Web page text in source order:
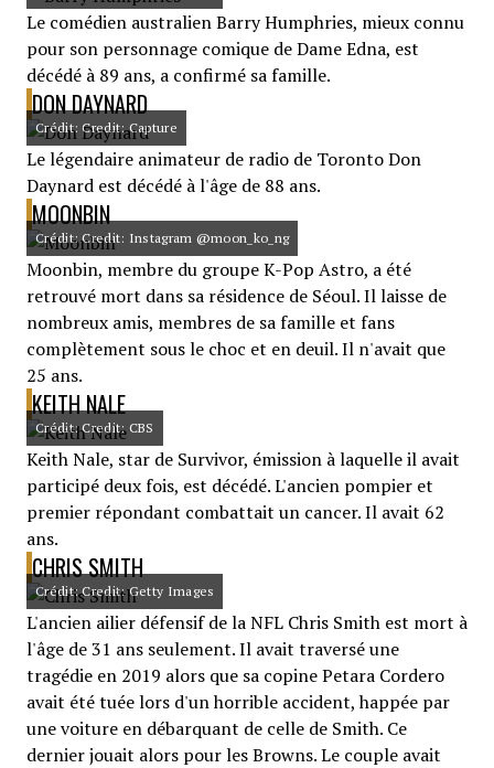
Le comédien australien Barry Humphries, mieux connu
pour son personnage comique de Dame Edna, est
décédé à 89 ans, a confirmé sa famille.
DON DAYNARD
Crédit: Credit: Capture
Le légendaire animateur de radio de Toronto Don
Daynard est décédé à l'âge de 88 ans.
MOONBIN
Crédit: Credit: Instagram @moon_ko_ng
Moonbin, membre du groupe K-Pop Astro, a été
retrouvé mort dans sa résidence de Séoul. Il laisse de
nombreux amis, membres de sa famille et fans
complètement sous le choc et en deuil. Il n'avait que
25 ans.
KEITH NALE
Crédit: Credit: CBS
Keith Nale, star de Survivor, émission à laquelle il avait
participé deux fois, est décédé. L'ancien pompier et
premier répondant combattait un cancer. Il avait 62
ans.
CHRIS SMITH
Crédit: Credit: Getty Images
L'ancien ailier défensif de la NFL Chris Smith est mort à
l'âge de 31 ans seulement. Il avait traversé une
tragédie en 2019 alors que sa copine Petara Cordero
avait été tuée lors d'un horrible accident, happée par
une voiture en débarquant de celle de Smith. Ce
dernier jouait alors pour les Browns. Le couple avait